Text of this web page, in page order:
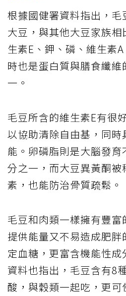
根據國健署資料指出，毛
大豆，與其他大豆家族
生素E、鉀、磷、維生素
時也是蛋白質與膳食纖
一。
毛豆所含的維生素E有很
以協助清除自由基，同時
能。卵磷脂則是大腦發
分之一，而大豆異黃酮
素，也能防治骨質疏鬆。
毛豆和肉類一樣擁有豐
提供能量又不易造成肥
定血糖，更富含機能性
資料也指出，毛豆含有8
酸，與穀類一起吃，更可